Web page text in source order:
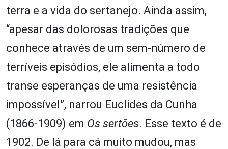
terra e a vida do sertanejo. Ainda assim,
“apesar das dolorosas tradições que
conhece através de um sem-número de
terríveis episódios, ele alimenta a todo
transe esperanças de uma resistência
impossível”, narrou Euclides da Cunha
(1866-1909) em Os sertões. Esse texto é de
1902. De lá para cá muito mudou, mas